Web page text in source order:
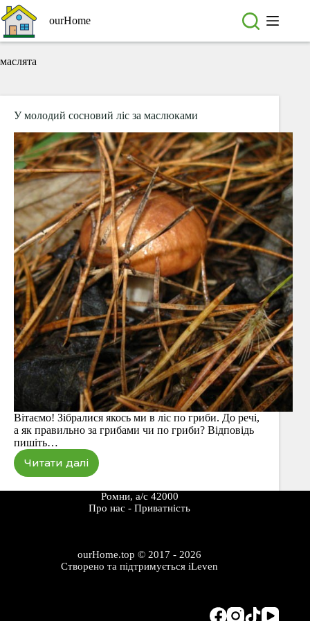
Перейти
до
вмісту
ourHome
маслята
У молодий сосновий ліс за маслюками
Вітаємо! Зібралися якось ми в ліс по гриби. До речі,
а як правильно за грибами чи по гриби? Відповідь
пишіть…
Читати далі
У
сосновийРомни, а/с 42000
Про наc -Приватність
ourHome.top © 2017 - 2026
Створено та підтримуєтьсяiLeven